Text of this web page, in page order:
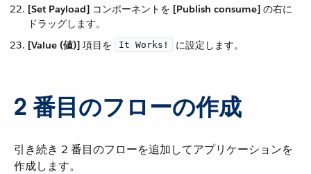
[Set Payload] ​ コンポーネントを ​ [Publish consume] ​ の右に
ドラッグします。
[Value (値)] ​ 項目を ​ It Works! ​ に設定します。
2 番目のフローの作成
引き続き 2 番目のフローを追加してアプリケーションを
作成します。